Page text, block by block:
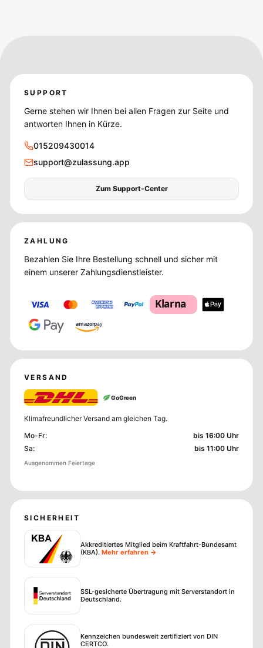
SUPPORT
Gerne stehen wir Ihnen bei allen Fragen zur Seite und
antworten Ihnen in Kürze.
015209430014
support@zulassung.app
Zum Support-Center
ZAHLUNG
Bezahlen Sie Ihre Bestellung schnell und sicher mit
einem unserer Zahlungsdienstleister.
Klarna
amazonpay
VERSAND
GoGreen
Klimafreundlicher Versand am gleichen Tag.
Mo-Fr:
bis 16:00 Uhr
Sa: bis 11:00 Uhr
Ausgenommen Feiertage
SICHERHEIT
Akkreditiertes Mitglied beim Kraftfahrt-Bundesamt
(KBA). Mehr erfahren →
SSL-gesicherte Übertragung mit Serverstandort in
Deutschland.
Kennzeichen bundesweit zertifiziert von DIN
CERTCO.